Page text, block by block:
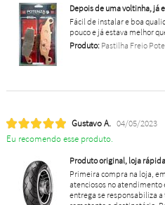
Depois de uma voltinha, já
Fácil de instalar e boa
pouco e já estava melhor
Produto:Pastilha Freio
Gustavo A. 04/05/2023
Eu recomendo esse produto.
Produto original, loja
Primeira compra na loja,
atenciosos no
entrega se responsabiliza